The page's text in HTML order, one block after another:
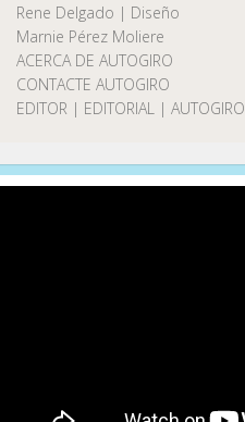
Rene Delgado | Diseño
Marnie Pérez Moliere
ACERCA DE AUTOGIRO
CONTACTE AUTOGIRO
EDITOR | EDITORIAL | AUTOGIRO